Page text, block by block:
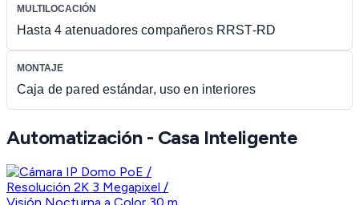
MULTILOCACIÓN
Hasta 4 atenuadores compañeros RRST-RD
MONTAJE
Caja de pared estándar, uso en interiores
Automatización - Casa Inteligente